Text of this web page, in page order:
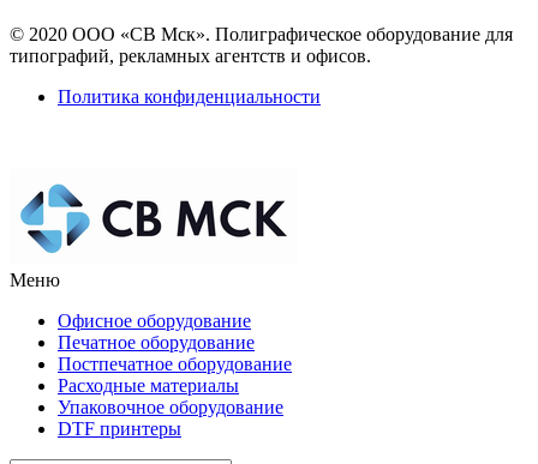
© 2020 ООО «СВ Мск». Полиграфическое оборудование для
типографий, рекламных агентств и офисов.
Политика конфиденциальности
Меню
Офисное оборудование
Печатное оборудование
Постпечатное оборудование
Расходные материалы
Упаковочное оборудование
DTF принтеры